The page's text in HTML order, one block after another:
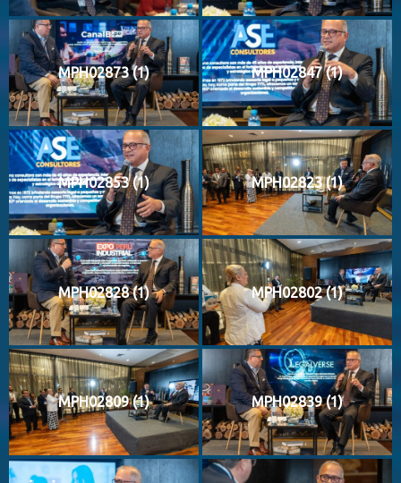
MPH02873 (1) MPH02847 (1)
MPH02853 (1) MPH02823 (1)
MPH02828 (1) MPH02802 (1)
MPH02809 (1) MPH02839 (1)